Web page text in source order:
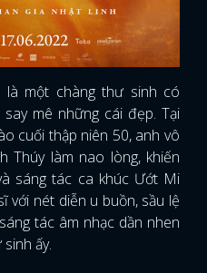
là một chàng thư sinh có
mê những cái đẹp. Tại
cuối thập niên 50, anh vô
Thúy làm nao lòng, khiến
sáng tác ca khúc Ướt Mi
với nét diễn u buồn, sầu lệ
tác âm nhạc dần nhen
ấy.